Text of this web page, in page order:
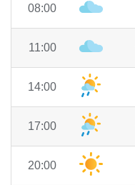
08:00
11:00
14:00
17:00
20:00